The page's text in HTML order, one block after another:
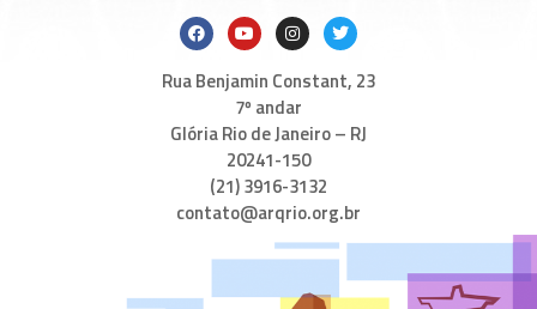
Rua Benjamin Constant, 23
7º andar
Glória Rio de Janeiro – RJ
20241-150
(21) 3916-3132
contato@arqrio.org.br